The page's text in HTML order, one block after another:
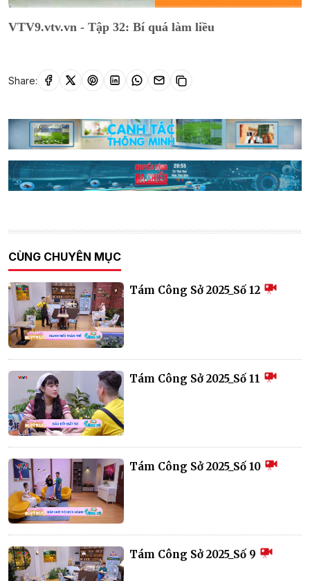
VTV9.vtv.vn - Tập 32: Bí quá làm liều
Share:
CÙNG CHUYÊN MỤC
Tám Công Sở 2025_Số 12
Tám Công Sở 2025_Số 11
Tám Công Sở 2025_Số 10
Tám Công Sở 2025_Số 9